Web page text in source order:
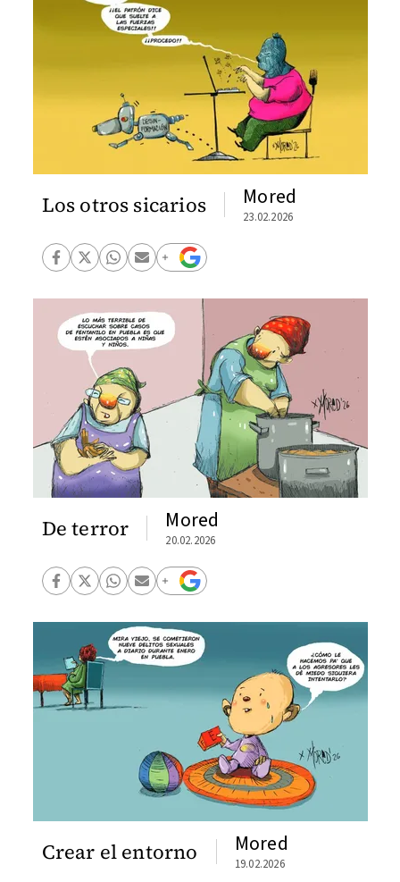
Los otros sicarios Mored
23.02.2026
De terror Mored
20.02.2026
Crear el entorno Mored
19.02.2026